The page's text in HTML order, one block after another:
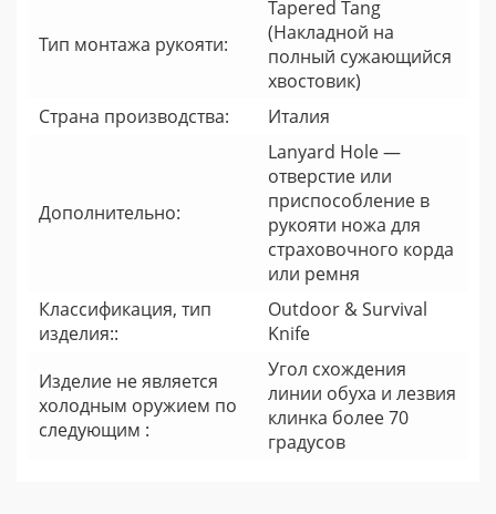
Тип монтажа рукояти:
Tapered Tang
(Накладной на
полный сужающийся
хвостовик)
Страна производства:
Италия
Дополнительно:
Lanyard Hole —
отверстие или
приспособление в
рукояти ножа для
страховочного корда
или ремня
Классификация, тип
изделия::
Outdoor & Survival
Knife
Изделие не является
холодным оружием по
следующим :
Угол схождения
линии обуха и лезвия
клинка более 70
градусов